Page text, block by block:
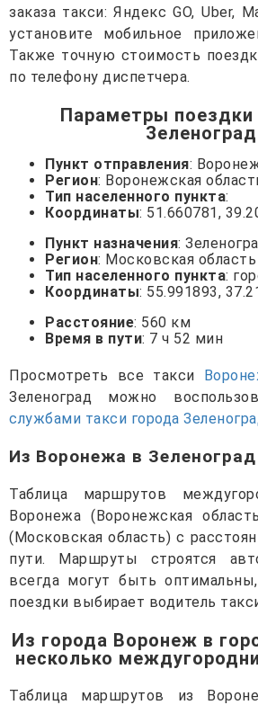
заказа такси: Яндекс GO, Uber,
установите мобильное
Также точную стоимость
по телефону диспетчера.
Параметры
Зеленоград
Пункт отправления:
Регион: Воронежская
Тип населенного пункта:
Координаты: 51.660781,
Пункт назначения:
Регион: Московская область
Тип населенного пункта:
Координаты: 55.991893,
Расстояние: 560 км
Время в пути: 7 ч 52 мин
Просмотреть все такси
Зеленоград можно
службами такси города
Из Воронежа в Зеленоград
Таблица маршрутов
Воронежа (Воронежская
(Московская область) с
пути. Маршруты строятся
всегда могут быть
поездки выбирает водитель
Из города Воронеж в
несколько
Таблица маршрутов из